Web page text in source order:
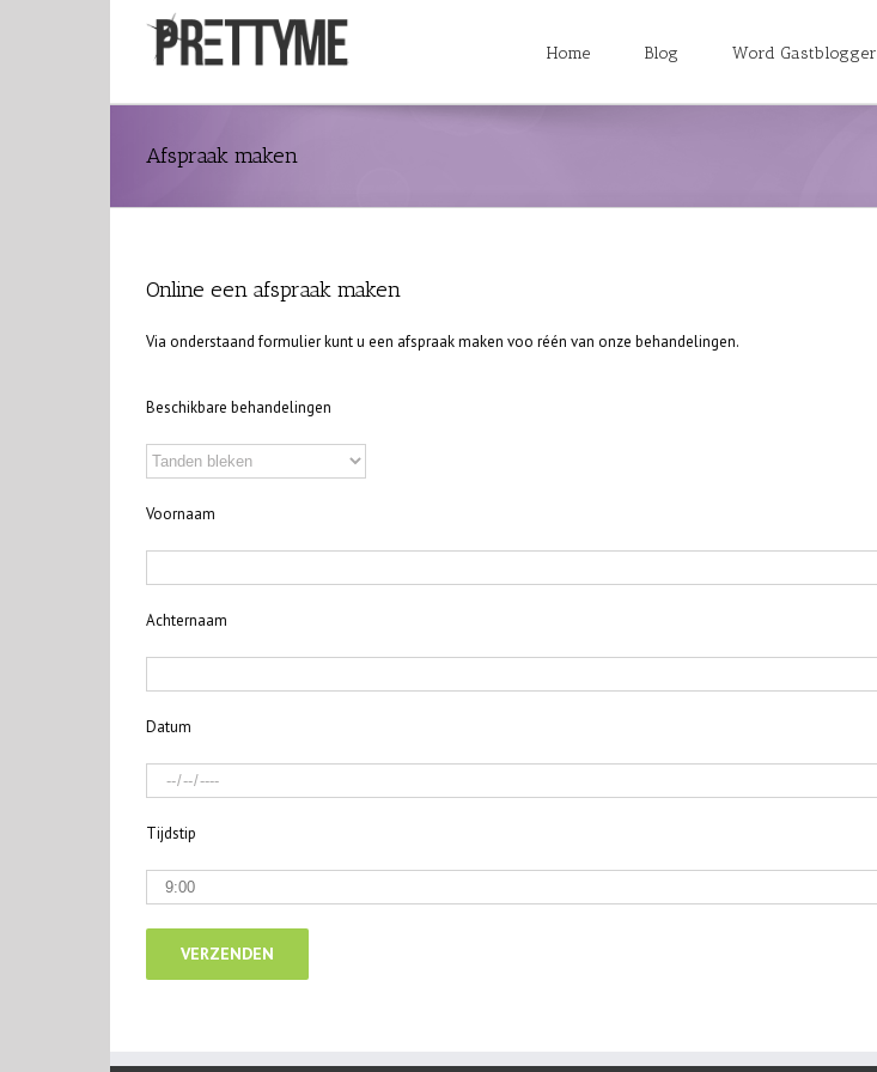
Home Blog Word Gastblogger
Afspraak maken
Online een afspraak maken
Via onderstaand formulier kunt u een afspraak maken voo réén van onze behandelingen.
Beschikbare behandelingen
Voornaam
Achternaam
Datum
Tijdstip